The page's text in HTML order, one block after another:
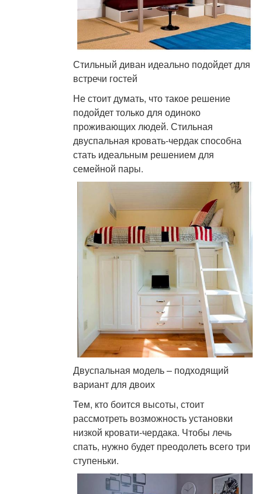
Стильный диван идеально подойдет для
встречи гостей
Не стоит думать, что такое решение
подойдет только для одиноко
проживающих людей. Стильная
двуспальная кровать-чердак способна
стать идеальным решением для
семейной пары.
Двуспальная модель – подходящий
вариант для двоих
Тем, кто боится высоты, стоит
рассмотреть возможность установки
низкой кровати-чердака. Чтобы лечь
спать, нужно будет преодолеть всего три
ступеньки.